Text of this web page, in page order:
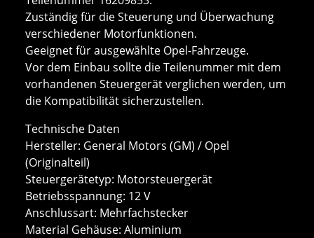
Zuständig für die Steuerung und Überwachung
verschiedener Motorfunktionen.
Geeignet für ausgewählte Opel-Fahrzeuge.
Vor dem Einbau sollte die Teilenummer mit dem
vorhandenen Steuergerät verglichen werden, um
die Kompatibilität sicherzustellen.
Technische Daten
Hersteller: General Motors (GM) / Opel
(Originalteil)
Steuergerätetyp: Motorsteuergerät
Betriebsspannung: 12 V
Anschlussart: Mehrfachstecker
Material Gehäuse: Aluminium